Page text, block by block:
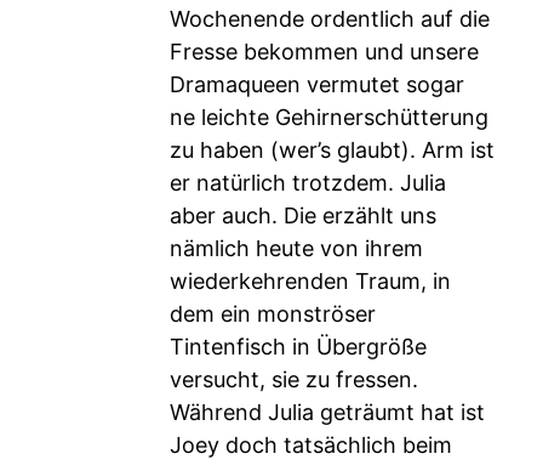
Wochenende ordentlich auf die
Fresse bekommen und unsere
Dramaqueen vermutet sogar
ne leichte Gehirnerschütterung
zu haben (wer’s glaubt). Arm ist
er natürlich trotzdem. Julia
aber auch. Die erzählt uns
nämlich heute von ihrem
wiederkehrenden Traum, in
dem ein monströser
Tintenfisch in Übergröße
versucht, sie zu fressen.
Während Julia geträumt hat ist
Joey doch tatsächlich beim